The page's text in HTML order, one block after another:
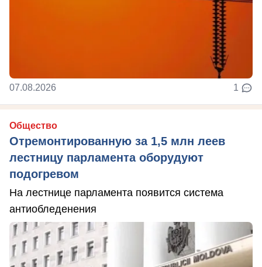
07.08.2026 1
Общество
Отремонтированную за 1,5 млн леев
лестницу парламента оборудуют
подогревом
На лестнице парламента появится система
антиобледенения